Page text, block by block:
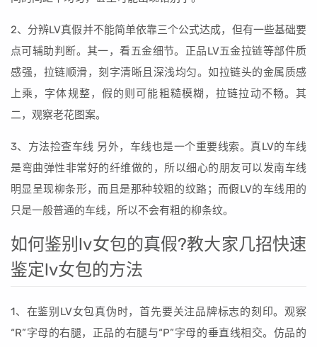
2、分辨LV真假并不能简单依靠三个公式达成，但有一些基础要
点可辅助判断。其一，看五金细节。正品LV五金拉链等部件质
感强，拉链顺滑，刻字清晰且深浅均匀。如拉链头的金属质感
上乘，字体规整，假的则可能粗糙模糊，拉链拉动不畅。其
二，观察老花图案。
3、方法捡查车线 另外，车线也是一个重要线索。真LV的车线
是弯曲弹性非常好的纤维做的，所以细心的朋友可以发南车线
明显呈现柳条形，而且是那种较粗的纹路；而假LV的车线用的
只是一般普通的车线，所以不会有粗的柳条纹。
如何鉴别lv女包的真假?教大家几招快速
鉴定lv女包的方法
1、在鉴别LV女包真伪时，首先要关注品牌标志的刻印。观察
“R”字母的右腿，正品的右腿与“P”字母的垂直线相交。仿品的